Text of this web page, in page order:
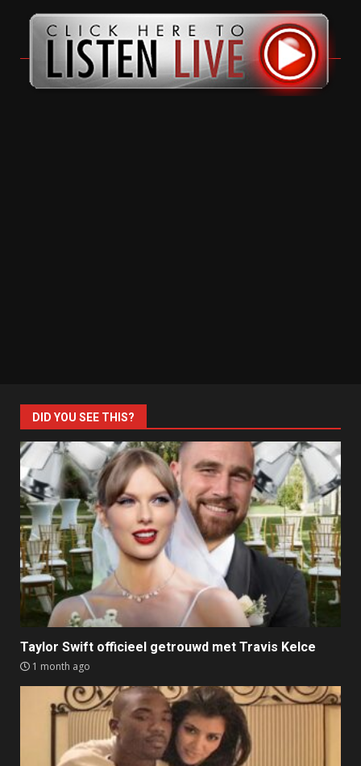
DID YOU SEE THIS?
Taylor Swift officieel getrouwd met Travis Kelce
1 month ago